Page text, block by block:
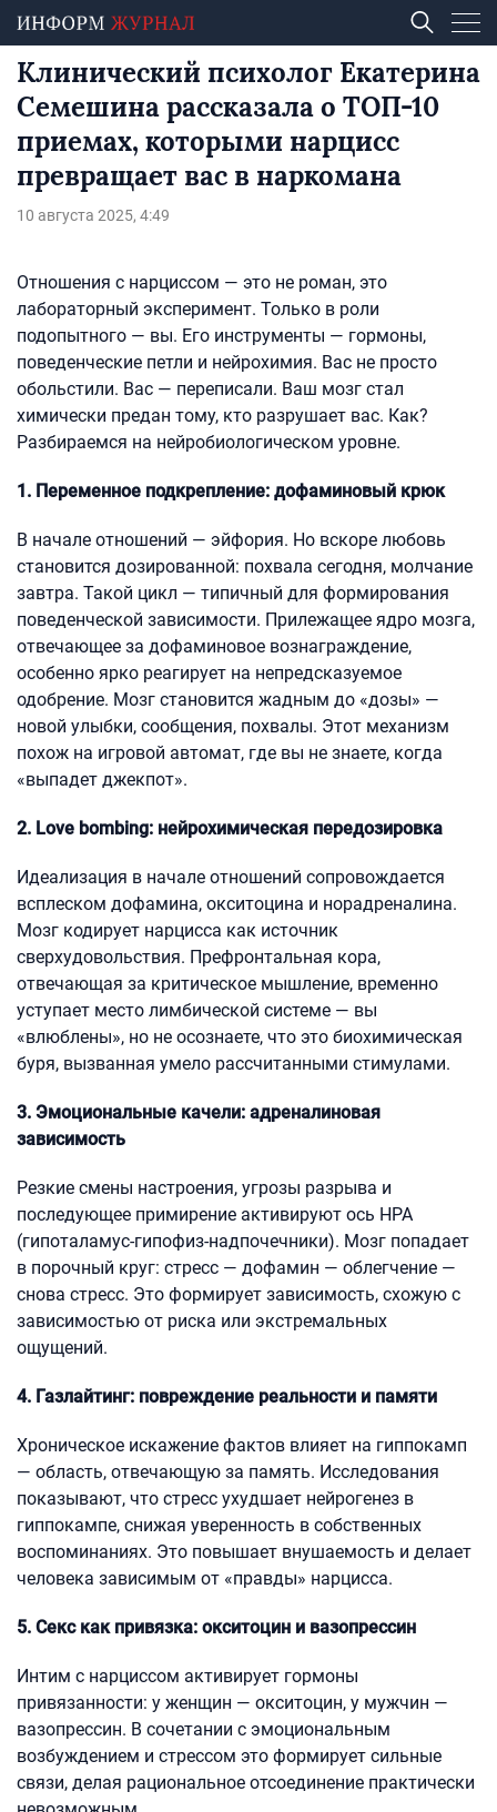
Клинический психолог Екатерина
Семешина рассказала о ТОП-10
приемах, которыми нарцисс
превращает вас в наркомана
10 августа 2025, 4:49
Отношения с нарциссом — это не роман, это
лабораторный эксперимент. Только в роли
подопытного — вы. Его инструменты — гормоны,
поведенческие петли и нейрохимия. Вас не просто
обольстили. Вас — переписали. Ваш мозг стал
химически предан тому, кто разрушает вас. Как?
Разбираемся на нейробиологическом уровне.
1. Переменное подкрепление: дофаминовый крюк
В начале отношений — эйфория. Но вскоре любовь
становится дозированной: похвала сегодня, молчание
завтра. Такой цикл — типичный для формирования
поведенческой зависимости. Прилежащее ядро мозга,
отвечающее за дофаминовое вознаграждение,
особенно ярко реагирует на непредсказуемое
одобрение. Мозг становится жадным до «дозы» —
новой улыбки, сообщения, похвалы. Этот механизм
похож на игровой автомат, где вы не знаете, когда
«выпадет джекпот».
2. Love bombing: нейрохимическая передозировка
Идеализация в начале отношений сопровождается
всплеском дофамина, окситоцина и норадреналина.
Мозг кодирует нарцисса как источник
сверхудовольствия. Префронтальная кора,
отвечающая за критическое мышление, временно
уступает место лимбической системе — вы
«влюблены», но не осознаете, что это биохимическая
буря, вызванная умело рассчитанными стимулами.
3. Эмоциональные качели: адреналиновая
зависимость
Резкие смены настроения, угрозы разрыва и
последующее примирение активируют ось HPA
(гипоталамус-гипофиз-надпочечники). Мозг попадает
в порочный круг: стресс — дофамин — облегчение —
снова стресс. Это формирует зависимость, схожую с
зависимостью от риска или экстремальных
ощущений.
4. Газлайтинг: повреждение реальности и памяти
Хроническое искажение фактов влияет на гиппокамп
— область, отвечающую за память. Исследования
показывают, что стресс ухудшает нейрогенез в
гиппокампе, снижая уверенность в собственных
воспоминаниях. Это повышает внушаемость и делает
человека зависимым от «правды» нарцисса.
5. Секс как привязка: окситоцин и вазопрессин
Интим с нарциссом активирует гормоны
привязанности: у женщин — окситоцин, у мужчин —
вазопрессин. В сочетании с эмоциональным
возбуждением и стрессом это формирует сильные
связи, делая рациональное отсоединение практически